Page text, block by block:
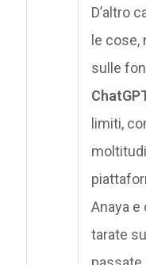
D’altro
le cose,
sulle
limiti,
Anaya
tarate